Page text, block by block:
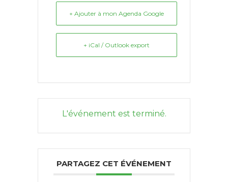
+ Ajouter à mon Agenda Google
+ iCal / Outlook export
L'événement est terminé.
PARTAGEZ CET ÉVÉNEMENT